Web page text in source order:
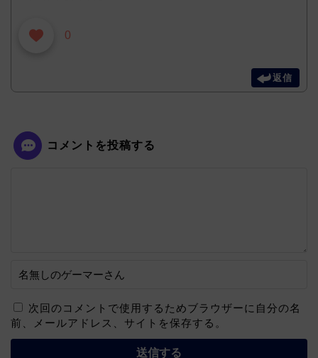
0
返信
コメントを投稿する
次回のコメントで使用するためブラウザーに自分の名
前、メールアドレス、サイトを保存する。